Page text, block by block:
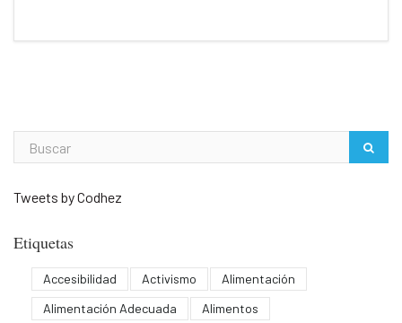
Tweets by Codhez
Etiquetas
Accesibilidad Activismo
Alimentación
Alimentación Adecuada
Alimentos